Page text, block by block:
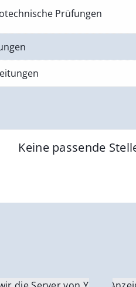
Prüfungen
Keine passende